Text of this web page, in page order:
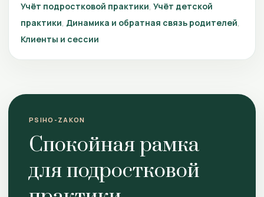
Учёт подростковой практики Учёт детской
практики Динамика и обратная связь родителей
Клиенты и сессии
PSIHO-ZAKON
Спокойная рамка
для подростковой